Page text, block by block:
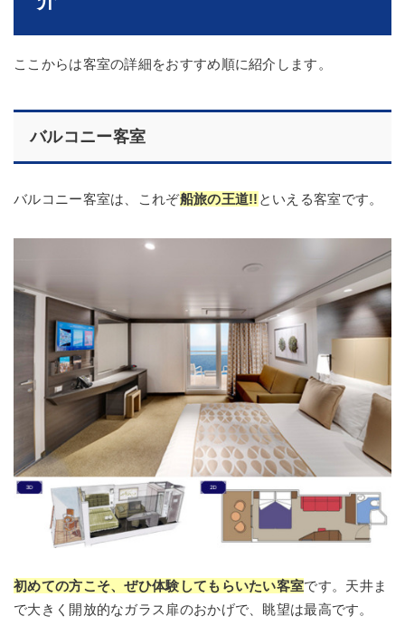
ここからは客室の詳細をおすすめ順に紹介します。
バルコニー客室
バルコニー客室は、これぞ船旅の王道!! といえる客室です。
初めての方こそ、ぜひ体験してもらいたい客室です。天井ま
で大きく開放的なガラス扉のおかげで、眺望は最高です。